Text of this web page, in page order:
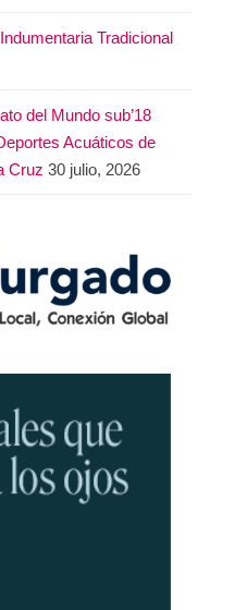
Tradicional
del Mundo sub’18
Acuáticos de
Cruz 30 julio, 2026